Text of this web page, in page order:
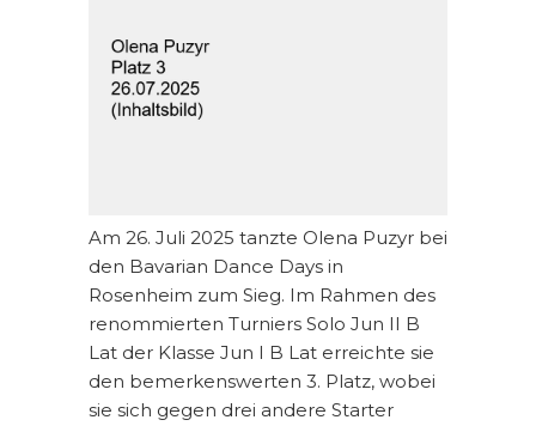
Am 26. Juli 2025 tanzte Olena Puzyr bei
den Bavarian Dance Days in
Rosenheim zum Sieg. Im Rahmen des
renommierten Turniers Solo Jun II B
Lat der Klasse Jun I B Lat erreichte sie
den bemerkenswerten 3. Platz, wobei
sie sich gegen drei andere Starter